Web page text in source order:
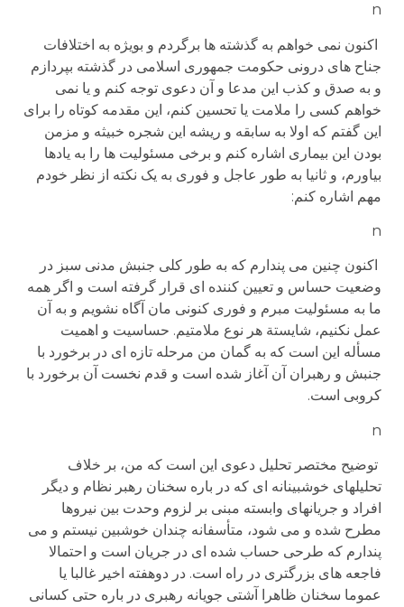
n
اکنون نمی خواهم به گذشته ها برگردم و بویژه به اختلافات
جناح های درونی حکومت جمهوری اسلامی در گذشته بپردازم
و به صدق و کذب این مدعا و آن دعوی توجه کنم و یا نمی
خواهم کسی را ملامت یا تحسین کنم، این مقدمه کوتاه را برای
این گفتم که اولا به سابقه و ریشه این شجره خبیثه و مزمن
بودن این بیماری اشاره کنم و برخی مسئولیت ها را به یادها
بیاورم، و ثانیا به طور عاجل و فوری به یک نکته از نظر خودم
مهم اشاره کنم:
n
اکنون چنین می پندارم که به طور کلی جنبش مدنی سبز در
وضعیت حساس و تعیین کننده ای قرار گرفته است و اگر همه
ما به مسئولیت مبرم و فوری کنونی مان آگاه نشویم و به آن
عمل نکنیم، شایستة هر نوع ملامتیم. حساسیت و اهمیت
مسأله این است که به گمان من مرحله تازه ای در برخورد با
جنبش و رهبران آن آغاز شده است و قدم نخست آن برخورد با
کروبی است.
n
توضیح مختصر تحلیل دعوی این است که من، بر خلاف
تحلیلهای خوشبینانه ای که در باره سخنان رهبر نظام و دیگر
افراد و جریانهای وابسته مبنی بر لزوم وحدت بین نیروها
مطرح شده و می شود، متأسفانه چندان خوشبین نیستم و می
پندارم که طرحی حساب شده ای در جریان است و احتمالا
فاجعه های بزرگتری در راه است. در دوهفته اخیر غالبا یا
عموما سخنان ظاهرا آشتی جویانه رهبری در باره حتی کسانی